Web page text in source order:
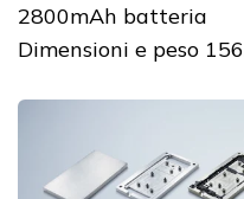
2800mAh batteria
Dimensioni e peso